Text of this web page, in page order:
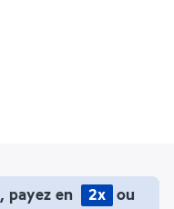
payez en 2x
ou